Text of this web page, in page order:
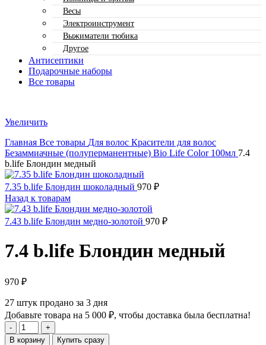
Весы
Электроинструмент
Выжиматели тюбика
Другое
Антисептики
Подарочные наборы
Все товары
Увеличить
Главная Все товары Для волос Красители для волос
Безаммиачные (полуперманентные) Bio Life Color 100мл 7.4
b.life Блондин медный
7.35 b.life Блондин шоколадный 970 ₽
Назад к товарам
7.43 b.life Блондин медно-золотой 970 ₽
7.4 b.life Блондин медный
970 ₽
27 штук продано за 3 дня
Добавьте товара на 5 000 ₽, чтобы доставка была бесплатна!
В корзину Купить сразу